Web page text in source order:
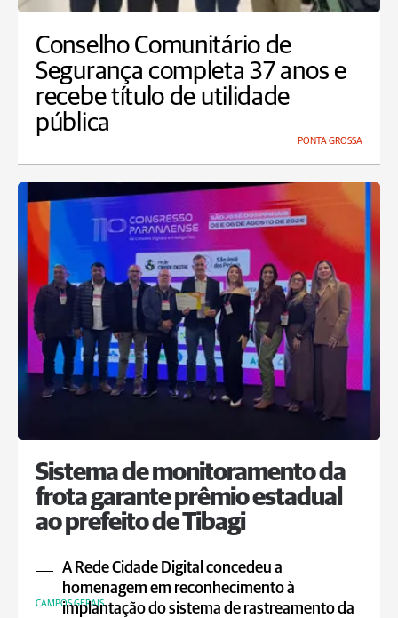
Conselho Comunitário de
Segurança completa 37 anos e
recebe título de utilidade
pública
PONTA GROSSA
Sistema de monitoramento da
frota garante prêmio estadual
ao prefeito de Tibagi
A Rede Cidade Digital concedeu a
homenagem em reconhecimento à
implantação do sistema de rastreamento da
CAMPOS GERAIS